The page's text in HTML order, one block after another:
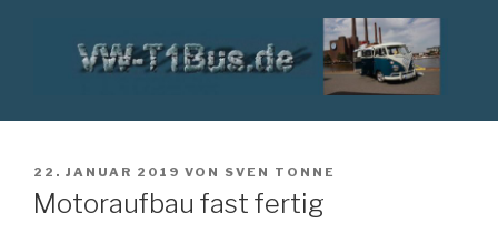
VW T1 BUS
VERÖFFENTLICHT
AM
22. JANUAR 2019 VON SVEN TONNE
Motoraufbau fast fertig